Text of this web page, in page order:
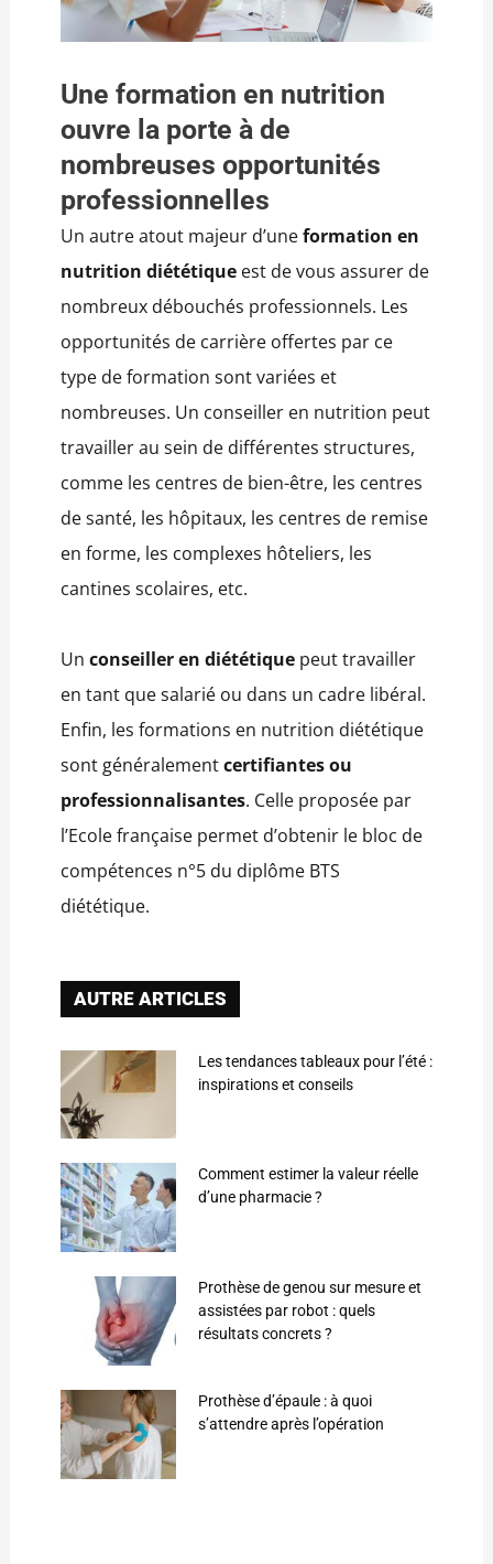
Une formation en nutrition
ouvre la porte à de
nombreuses opportunités
professionnelles
Un autre atout majeur d’uneformation en
nutrition diététiqueest de vous assurer de
nombreux débouchés professionnels. Les
opportunités de carrière offertes par ce
type de formation sont variées et
nombreuses. Un conseiller en nutrition peut
travailler au sein de différentes structures,
comme les centres de bien-être, les centres
de santé, les hôpitaux, les centres de remise
en forme, les complexes hôteliers, les
cantines scolaires, etc.
Un conseiller en diététiquepeut travailler
en tant que salarié ou dans un cadre libéral.
Enfin, les formations en nutrition diététique
sont généralementcertifiantes ou
professionnalisantes. Celle proposée par
l’Ecole française permet d’obtenir le bloc de
compétences n°5 du diplôme BTS
diététique.
AUTRE ARTICLES
Les tendances tableaux pour l’été :
inspirations et conseils
Comment estimer la valeur réelle
d’une pharmacie ?
Prothèse de genou sur mesure et
assistées par robot : quels
résultats concrets ?
Prothèse d’épaule : à quoi
s’attendre après l’opération